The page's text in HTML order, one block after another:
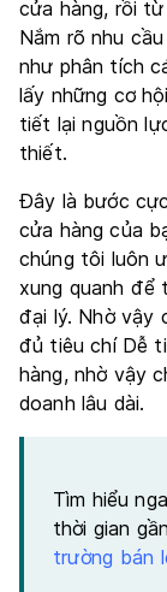
cửa hàng, rồi
Nắm rõ nhu
như phân tích
lấy những cơ
tiết lại nguồn
thiết.
Đây là bước
cửa hàng của
chúng tôi luôn
xung quanh để
đại lý. Nhờ vậy
đủ tiêu chí Dễ
hàng, nhờ vậy
doanh lâu dài.
Tìm hiểu
thời gian
trường bán